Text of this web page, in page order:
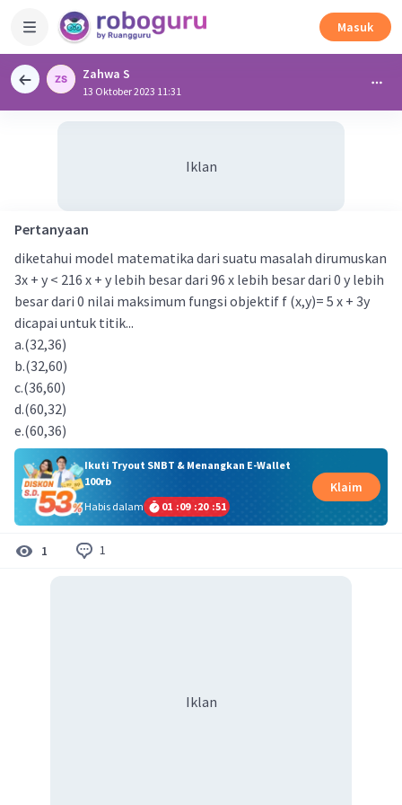
Masuk
Zahwa S
13 Oktober 2023 11:31
Iklan
Pertanyaan
diketahui model matematika dari suatu masalah dirumuskan
3x + y < 216 x + y lebih besar dari 96 x lebih besar dari 0 y lebih
besar dari 0 nilai maksimum fungsi objektif f (x,y)= 5 x + 3y
dicapai untuk titik...
a.(32,36)
b.(32,60)
c.(36,60)
d.(60,32)
e.(60,36)
Ikuti Tryout SNBT & Menangkan E-Wallet
100rb
Habis dalam
01 :09 :20 :50
Klaim
1 1
Iklan